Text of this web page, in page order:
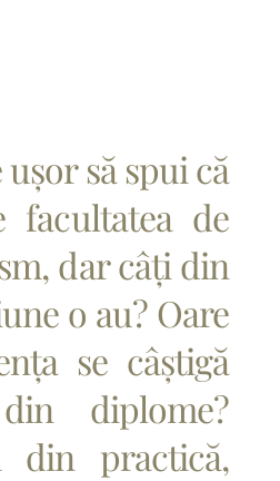
ușor să spui că
facultatea de
dar câți din
o au? Oare
se câștigă
diplome?
din practică,